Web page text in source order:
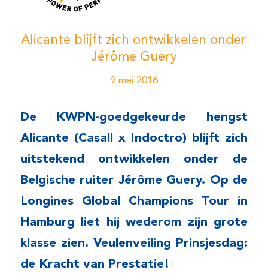
Alicante blijft zich ontwikkelen onder
Jérôme Guery
9 mei 2016
De KWPN-goedgekeurde hengst
Alicante (Casall x Indoctro) blijft zich
uitstekend ontwikkelen onder de
Belgische ruiter Jérôme Guery. Op de
Longines Global Champions Tour in
Hamburg liet hij wederom zijn grote
klasse zien. Veulenveiling Prinsjesdag:
de Kracht van Prestatie!